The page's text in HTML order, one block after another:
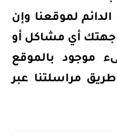
لموقعنا وإن
أي مشاكل أو
موجود بالموقع
مراسلتنا عبر